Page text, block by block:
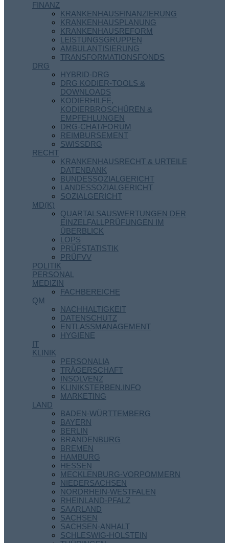
FINANZ
KRANKENHAUSFINANZIERUNG
KRANKENHAUSPLANUNG
KRANKENHAUSREFORM
LEISTUNGSGRUPPEN
AMBULANTISIERUNG
TRANSFORMATIONSFONDS
DRG
HYBRID-DRG
DRG KODIER-TOOLS &
DOWNLOADS
KODIERHILFE,
KODIERBROSCHÜREN &
EMPFEHLUNGEN
DRG-CHAT/FORUM
REIMBURSEMENT
SWISSDRG
RECHT
KRANKENHAUSRECHT & URTEILE
DATENBANK
BUNDESSOZIALGERICHT
LANDESSOZIALGERICHT
SOZIALGERICHT
MD(K)
QUARTALSAUSWERTUNGEN DER
EINZELFALLPRÜFUNGEN IM
ÜBERBLICK
LOPS
PRÜFSTATISTIK
PRÜFVV
POLITIK
PERSONAL
MEDIZIN
FACHBEREICHE
QM
NACHHALTIGKEIT
DATENSCHUTZ
ENTLASSMANAGEMENT
HYGIENE
IT
KLINIK
PERSONALIA
TRÄGERSCHAFT
INSOLVENZ
KLINIKSTERBEN.INFO
MARKETING
LAND
BADEN-WÜRTTEMBERG
BAYERN
BERLIN
BRANDENBURG
BREMEN
HAMBURG
HESSEN
MECKLENBURG-VORPOMMERN
NIEDERSACHSEN
NORDRHEIN-WESTFALEN
RHEINLAND-PFALZ
SAARLAND
SACHSEN
SACHSEN-ANHALT
SCHLESWIG-HOLSTEIN